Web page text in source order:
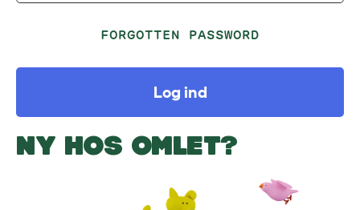
FORGOTTEN PASSWORD
Log ind
NY HOS OMLET?